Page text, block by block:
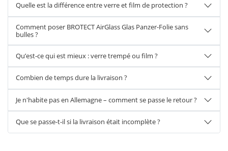
Quelle est la différence entre verre et film de protection ?
Comment poser BROTECT AirGlass Glas Panzer-Folie sans
bulles ?
Qu’est-ce qui est mieux : verre trempé ou film ?
Combien de temps dure la livraison ?
Je n'habite pas en Allemagne – comment se passe le retour ?
Que se passe-t-il si la livraison était incomplète ?